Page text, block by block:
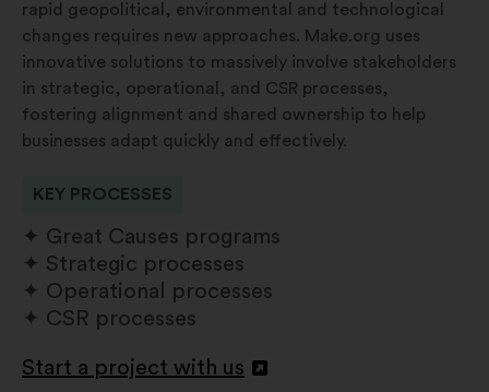
rapid geopolitical, environmental and technological
changes requires new approaches. Make.org uses
innovative solutions to massively involve stakeholders
in strategic, operational, and CSR processes,
fostering alignment and shared ownership to help
businesses adapt quickly and effectively.
KEY PROCESSES
Great Causes programs
Strategic processes
Operational processes
CSR processes
Start a project with us
Deschidere